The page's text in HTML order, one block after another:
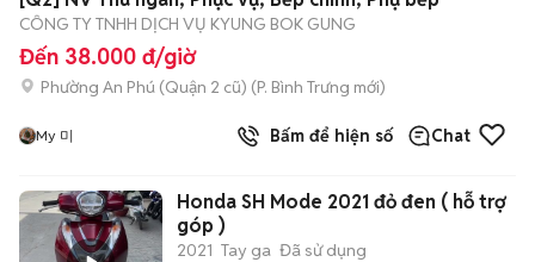
CÔNG TY TNHH DỊCH VỤ KYUNG BOK GUNG
Đến 38.000 đ/giờ
Phường An Phú (Quận 2 cũ) (P. Bình Trưng mới)
My 미 Bấm để hiện số Chat
Honda SH Mode 2021 đỏ đen ( hỗ trợ
góp )
2021 Tay ga Đã sử dụng